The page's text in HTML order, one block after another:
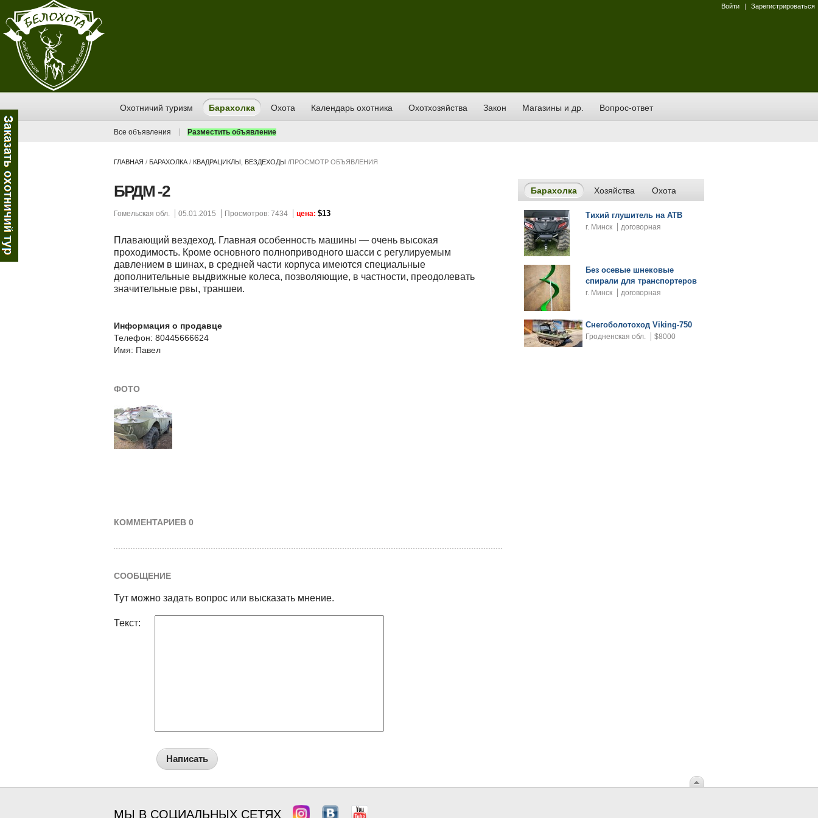
Войти | Зарегистрироваться
Охотничий туризм Барахолка Охота Календарь охотника Охотхозяйства Закон Магазины и др. Вопрос-ответ
Все объявления Разместить объявление
ГЛАВНАЯ / БАРАХОЛКА / КВАДРАЦИКЛЫ, ВЕЗДЕХОДЫ /ПРОСМОТР ОБЪЯВЛЕНИЯ
БРДМ -2
Гомельская обл. 05.01.2015 Просмотров: 7434 цена: $13
Плавающий вездеход. Главная особенность машины — очень высокая
проходимость. Кроме основного полноприводного шасси с регулируемым
давлением в шинах, в средней части корпуса имеются специальные
дополнительные выдвижные колеса, позволяющие, в частности, преодолевать
значительные рвы, траншеи.
Информация о продавце
Телефон: 80445666624
Имя: Павел
ФОТО
КОММЕНТАРИЕВ 0
СООБЩЕНИЕ
Тут можно задать вопрос или высказать мнение.
Текст:
Написать
Барахолка Хозяйства Охота
Тихий глушитель на АТВ
г. Минск договорная
Без осевые шнековые
спирали для транспортеров
г. Минск договорная
Снегоболотоход Viking-750
Гродненская обл. $8000
МЫ В СОЦИАЛЬНЫХ СЕТЯХ